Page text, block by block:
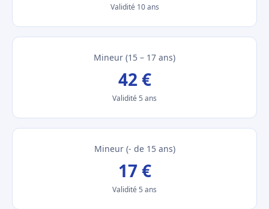
Validité 10 ans
Mineur (15 – 17 ans)
42 €
Validité 5 ans
Mineur (- de 15 ans)
17 €
Validité 5 ans